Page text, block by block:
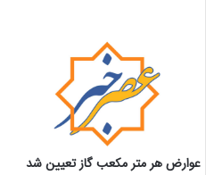
عوارض هر متر مکعب گاز تعیین شد